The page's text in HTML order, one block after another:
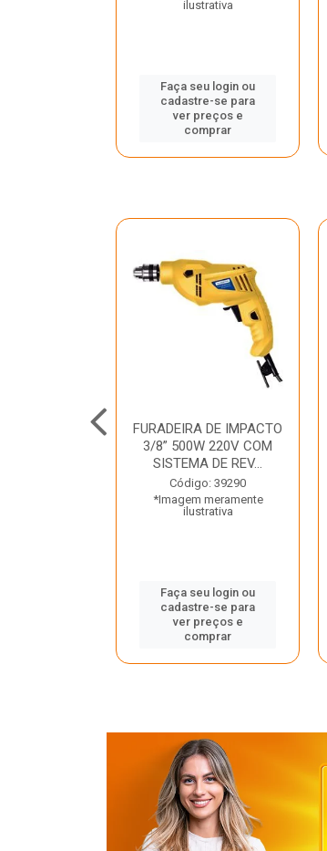
ilustrativa
Faça seu login ou
cadastre-se para
ver preços e
comprar
FURADEIRA DE IMPACTO
3/8” 500W 220V COM
SISTEMA DE REV...
Código: 39290
*Imagem meramente
ilustrativa
Faça seu login ou
cadastre-se para
ver preços e
comprar